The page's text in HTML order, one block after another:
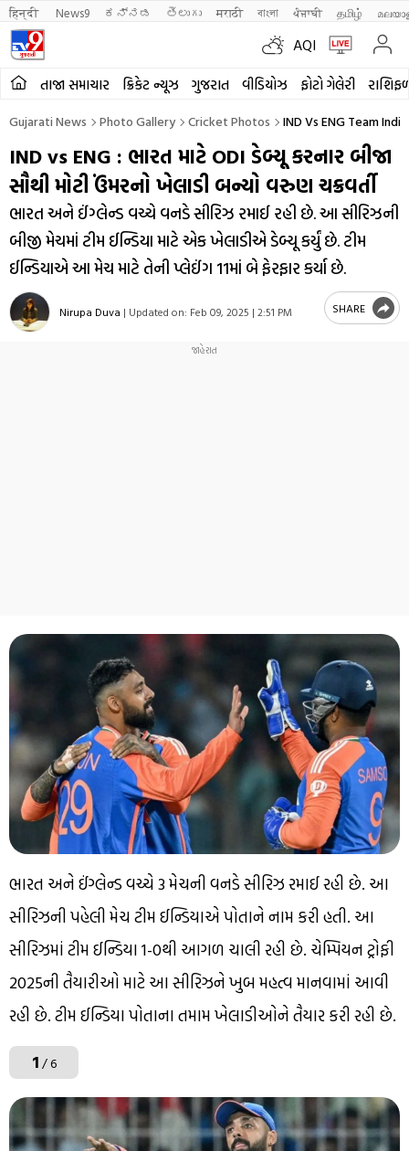
हिन्दी News9 ಕನ್ನಡ తెలుగు मराठी বাংলা ਪੰਜਾਬੀ தமிழ்
AQI
તાજા સમાચાર ક્રિકેટ ન્યૂઝ ગુજરાત વીડિયોઝ ફોટો ગેલેરી
Gujarati News Photo Gallery Cricket Photos IND Vs ENG Team
IND vs ENG : ભારત માટે ODI ડેબ્યૂ કરનાર બીજા
સૌથી મોટી ઉંમરનો ખેલાડી બન્યો વરુણ ચક્રવર્તી
ભારત અને ઈંગ્લેન્ડ વચ્ચે વનડે સીરિઝ રમાઈ રહી છે. આ સીરિઝની
બીજી મેચમાં ટીમ ઈન્ડિયા માટે એક ખેલાડીએ ડેબ્યૂ કર્યું છે. ટીમ
ઈન્ડિયાએ આ મેચ માટે તેની પ્લેઈંગ 11માં બે ફેરફાર કર્યા છે.
Nirupa Duva | Updated on: Feb 09, 2025 | 2:51 PM SHARE
ભારત અને ઈંગ્લેન્ડ વચ્ચે 3 મેચની વનડે સીરિઝ રમાઈ રહી છે. આ
સીરિઝની પહેલી મેચ ટીમ ઈન્ડિયાએ પોતાને નામ કરી હતી. આ
સીરિઝમાં ટીમ ઈન્ડિયા 1-0થી આગળ ચાલી રહી છે. ચેમ્પિયન ટ્રોફી
2025ની તૈયારીઓ માટે આ સીરિઝને ખુબ મહત્વ માનવામાં આવી
રહી છે. ટીમ ઈન્ડિયા પોતાના તમામ ખેલાડીઓને તૈયાર કરી રહી છે.
1/ 6